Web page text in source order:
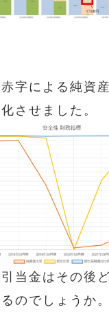
字による純資
させました。
当金はその後
のでしょうか。